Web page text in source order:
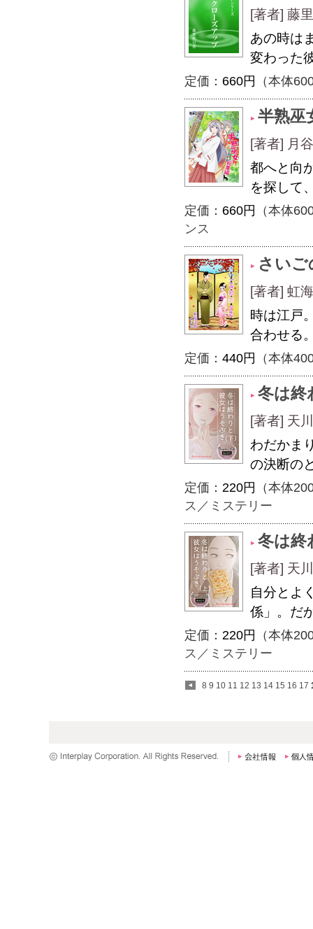
[著者] 藤
あの時は
変わった
定価： 660円 （本体
半熟
[著者] 月
都へと向
を探して
定価： 660円
（本体
ンス
さいご
[著者] 虹
時は江戸
合わせる
定価： 440円 （本体
冬は終
[著者] 天
わだかま
の決断の
定価： 220円
（本体
ス／ミステリー
冬は
[著者] 天
自分とよ
係」。だ
定価： 220円
（本体
ス／ミステリー
8 9 10 11 12 13 14 15 16 17